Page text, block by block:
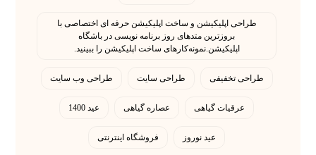
طراحی اپلیکیشن و ساخت اپلیکیشن حرفه ای اختصاصی با
بروزترین متدهای روز برنامه نویسی در باشگاه
اپلیکیشن.نمونه‌کارهای ساخت اپلیکیشن را ببینید.
طراحی تخفیفی طراحی سایت طراحی وب سایت
عرقیات گیاهی عصاره گیاهی عید 1400
عید نوروز فروشگاه اینترنتی